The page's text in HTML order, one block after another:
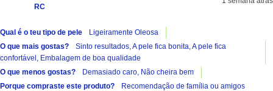
RC
Qual é o teu tipo de pele
Ligeiramente Oleosa
O que mais gostas?
Sinto resultados, A pele fica bonita, A pele fica
confortável, Embalagem de boa qualidade
O que menos gostas?
Demasiado caro, Não cheira bem
Porque compraste este produto?
Recomendação de família ou amigos